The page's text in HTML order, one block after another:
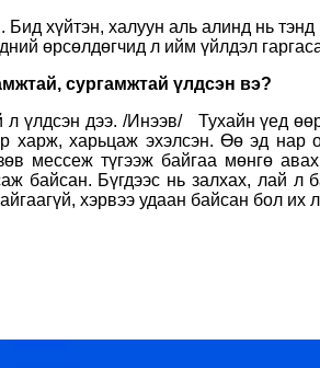
Бид хүйтэн, халуун аль алинд нь
өрсөлдөгчид л ийм үйлдэл
сургамжтай үлдсэн вэ?
үлдсэн дээ. /Инээв/ Тухайн үед
харж, харьцаж эхэлсэн. Өө эд нар
мессеж түгээж байгаа мөнгө
байсан. Бүгдээс нь залхах, лай
хэрвээ удаан байсан бол их